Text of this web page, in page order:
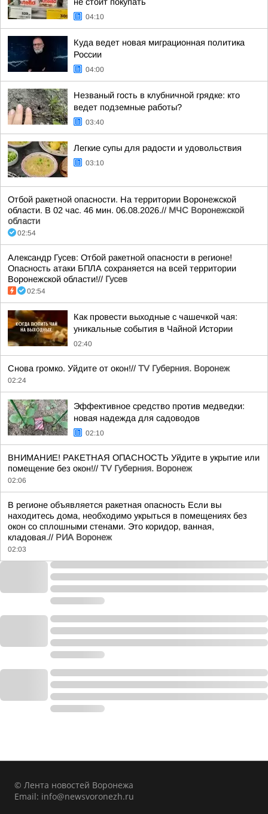
не стоит покупать
04:10
Куда ведет новая миграционная политика
России
04:00
Незваный гость в клубничной грядке: кто
ведет подземные работы?
03:40
Легкие супы для радости и удовольствия
03:10
Отбой ракетной опасности. На территории Воронежской
области. В 02 час. 46 мин. 06.08.2026.// МЧС Воронежской
области
02:54
Александр Гусев: Отбой ракетной опасности в регионе!
Опасность атаки БПЛА сохраняется на всей территории
Воронежской области!// Гусев
02:54
Как провести выходные с чашечкой чая:
уникальные события в Чайной Истории
02:40
Снова громко. Уйдите от окон!// TV Губерния. Воронеж
02:24
Эффективное средство против медведки:
новая надежда для садоводов
02:10
ВНИМАНИЕ! РАКЕТНАЯ ОПАСНОСТЬ Уйдите в укрытие или
помещение без окон!// TV Губерния. Воронеж
02:06
В регионе объявляется ракетная опасность Если вы
находитесь дома, необходимо укрыться в помещениях без
окон со сплошными стенами. Это коридор, ванная,
кладовая.// РИА Воронеж
02:03
© Лента новостей Воронежа
Email: info@newsvoronezh.ru